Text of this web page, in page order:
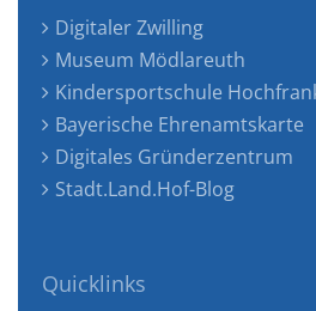
Digitaler Zwilling
Museum Mödlareuth
Kindersportschule
Bayerische Ehrenamtskarte
Digitales Gründerzentrum
Stadt.Land.Hof-Blog
Quicklinks